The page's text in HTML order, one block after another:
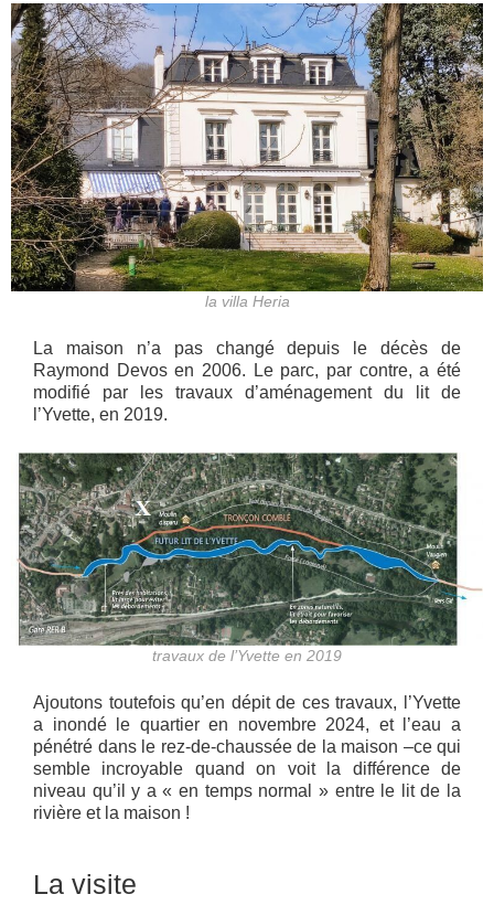
la villa Heria
La maison n’a pas changé depuis le décès de
Raymond Devos en 2006. Le parc, par contre, a été
modifié par les travaux d’aménagement du lit de
l’Yvette, en 2019.
travaux de l’Yvette en 2019
Ajoutons toutefois qu’en dépit de ces travaux, l’Yvette
a inondé le quartier en novembre 2024, et l’eau a
pénétré dans le rez-de-chaussée de la maison –ce qui
semble incroyable quand on voit la différence de
niveau qu’il y a « en temps normal » entre le lit de la
rivière et la maison !
La visite